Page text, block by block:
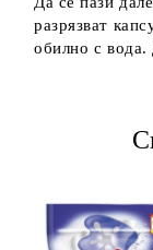
разрязват
обилно с вода.